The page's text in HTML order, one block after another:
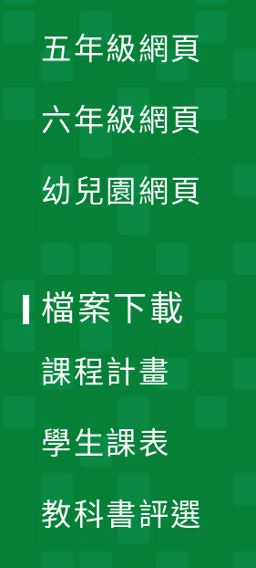
五年級網頁
六年級網頁
幼兒園網頁
檔案下載
課程計畫
學生課表
教科書評選